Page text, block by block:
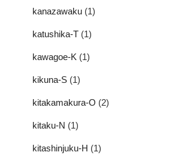
kanazawaku (1)
katushika-T (1)
kawagoe-K (1)
kikuna-S (1)
kitakamakura-O (2)
kitaku-N (1)
kitashinjuku-H (1)